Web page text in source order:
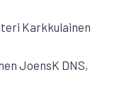
Karkkulainen
JoensK DNS,